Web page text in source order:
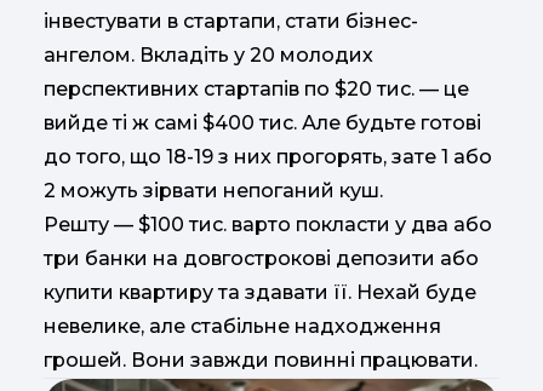
інвестувати в стартапи, стати бізнес-
ангелом. Вкладіть у 20 молодих
перспективних стартапів по $20 тис. — це
вийде ті ж самі $400 тис. Але будьте готові
до того, що 18-19 з них прогорять, зате 1 або
2 можуть зірвати непоганий куш.
Решту — $100 тис. варто покласти у два або
три банки на довгострокові депозити або
купити квартиру та здавати її. Нехай буде
невелике, але стабільне надходження
грошей. Вони завжди повинні працювати.